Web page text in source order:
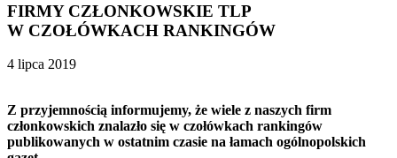
FIRMY CZŁONKOWSKIE TLP
W CZOŁÓWKACH RANKINGÓW
4 lipca 2019
Z przyjemnością informujemy, że wiele z naszych firm
członkowskich znalazło się w czołówkach rankingów
publikowanych w ostatnim czasie na łamach ogólnopolskich